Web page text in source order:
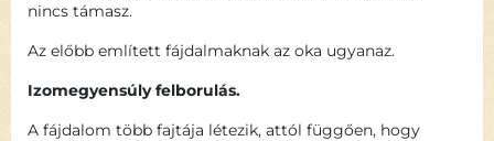
nincs támasz.
Az előbb említett fájdalmaknak az oka ugyanaz.
Izomegyensúly felborulás.
A fájdalom több fajtája létezik, attól függően, hogy